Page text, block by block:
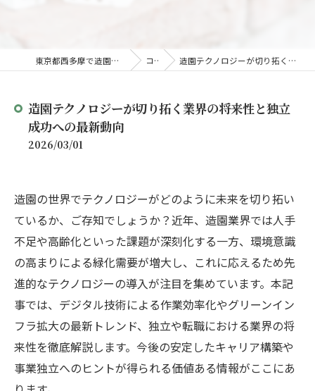
東京都西多摩で造園の求人なら株式会社優心植木 コラム 造園テクノロジーが切り拓く業界の将来性と独立成功への最新動向
造園テクノロジーが切り拓く業界の将来性と独立
成功への最新動向
2026/03/01
造園の世界でテクノロジーがどのように未来を切り拓い
ているか、ご存知でしょうか？近年、造園業界では人手
不足や高齢化といった課題が深刻化する一方、環境意識
の高まりによる緑化需要が増大し、これに応えるため先
進的なテクノロジーの導入が注目を集めています。本記
事では、デジタル技術による作業効率化やグリーンイン
フラ拡大の最新トレンド、独立や転職における業界の将
来性を徹底解説します。今後の安定したキャリア構築や
事業独立へのヒントが得られる価値ある情報がここにあ